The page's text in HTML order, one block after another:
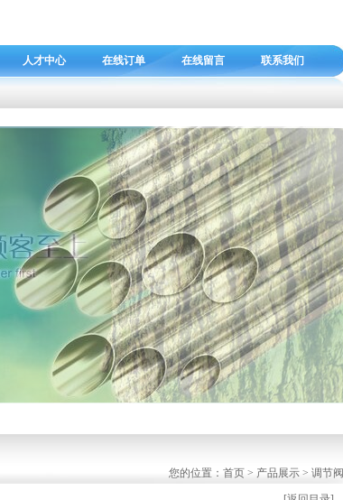
人才中心 在线订单 在线留言 联系我们
您的位置：首页 > 产品展示 > 调节阀